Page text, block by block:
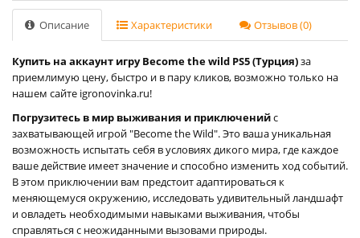
Описание Характеристики Отзывов (0)
Купить на аккаунт игру Become the wild PS5 (Турция)за
приемлимую цену, быстро и в пару кликов, возможно только на
нашем сайте igronovinka.ru!
Погрузитесь в мир выживания и приключенийс
захватывающей игрой "Become the Wild". Это ваша уникальная
возможность испытать себя в условиях дикого мира, где каждое
ваше действие имеет значение и способно изменить ход событий.
В этом приключении вам предстоит адаптироваться к
меняющемуся окружению, исследовать удивительный ландшафт
и овладеть необходимыми навыками выживания, чтобы
справляться с неожиданными вызовами природы.